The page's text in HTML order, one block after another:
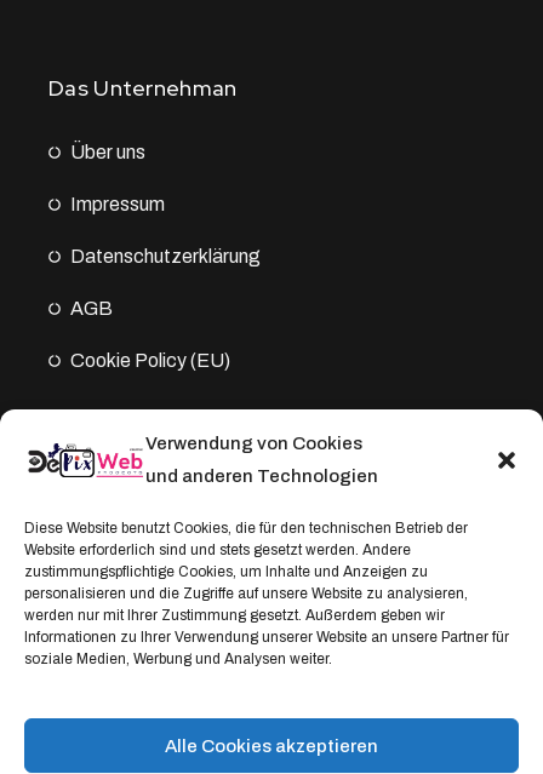
Verwendung von Cookies
und anderen Technologien
Diese Website benutzt Cookies, die für den technischen Betrieb der
Website erforderlich sind und stets gesetzt werden. Andere
zustimmungspflichtige Cookies, um Inhalte und Anzeigen zu
personalisieren und die Zugriffe auf unsere Website zu analysieren,
werden nur mit Ihrer Zustimmung gesetzt. Außerdem geben wir
Informationen zu Ihrer Verwendung unserer Website an unsere Partner für
soziale Medien, Werbung und Analysen weiter.
Alle Cookies akzeptieren
Das Unternehman
Über uns
Impressum
Datenschutz­erklärung
AGB
Cookie Policy (EU)
Kontakt
Address:
Windthorststraße 20
48153 Münster, Deutschland
WhatsApp:
+4917664335685
Email
service@depixweb.de